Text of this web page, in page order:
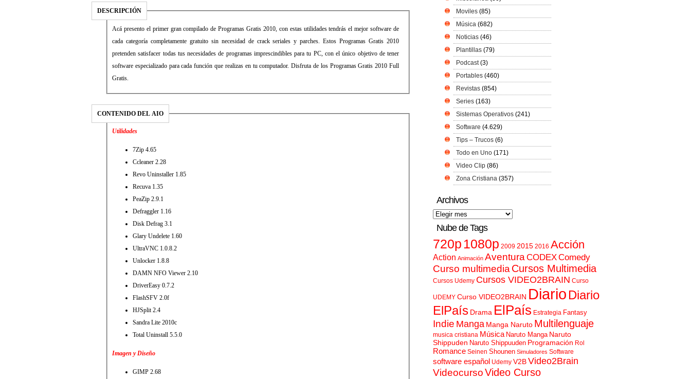
DESCRIPCIÓN
Acá presento el primer gran compilado de Programas Gratis 2010, con estas utilidades tendrás el mejor software de
cada categoría completamente gratuito sin necesidad de crack seriales y parches. Estos Programas Gratis 2010
pretenden satisfacer todas tus necesidades de programas imprescindibles para tu PC, con el único objetivo de tener
software especializado para cada función que realizas en tu computador. Disfruta de los Programas Gratis 2010 Full
Gratis.
CONTENIDO DEL AIO
Utilidades
7Zip 4.65
Ccleaner 2.28
Revo Uninstaller 1.85
Recuva 1.35
PeaZip 2.9.1
Defraggler 1.16
Disk Defrag 3.1
Glary Undelete 1.60
UltraVNC 1.0.8.2
Unlocker 1.8.8
DAMN NFO Viewer 2.10
DriverEasy 0.7.2
FlashSFV 2.0f
HJSplit 2.4
Sandra Lite 2010c
Total Uninstall 5.5.0
Imagen y Diseño
GIMP 2.68
Moviles (85)
Música (682)
Noticias (46)
Plantillas (79)
Podcast(3)
Portables (460)
Revistas (854)
Series (163)
Sistemas Operativos (241)
Software (4.629)
Tips – Trucos (6)
Todo en Uno (171)
Video Clip (86)
Zona Cristiana (357)
Archivos
Nube de Tags
720p 1080p 2009 2015 2016 Acción
Action Animación AventuraCODEXComedy
Curso multimediaCursos Multimedia
Cursos Udemy Cursos VIDEO2BRAIN Curso
UDEMY Curso VIDEO2BRAIN Diario Diario
ElPaís Drama ElPaís Estrategia Fantasy
Indie Manga Manga Naruto Multilenguaje
musica cristiana Música Naruto Manga Naruto
Shippuden Naruto Shippuuden Programación Rol
Romance Seinen Shounen Simuladores Software
software español Udemy V2BVideo2Brain
VideocursoVideo Curso